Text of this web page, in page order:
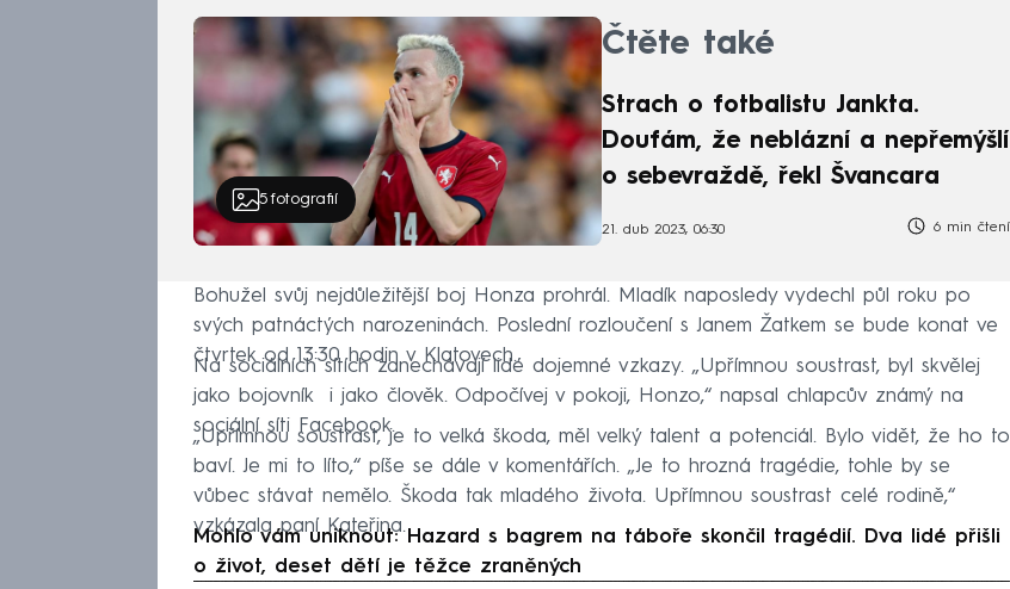
5fotografií
Čtěte také
Strach o fotbalistu Jankta.
Doufám, že neblázní a nepřemýšlí
o sebevraždě, řekl Švancara
21. dub 2023, 06:30 6 min čtení
Bohužel svůj nejdůležitější boj Honza prohrál. Mladík naposledy vydechl půl roku po
svých patnáctých narozeninách. Poslední rozloučení s Janem Žatkem se bude konat ve
čtvrtek od 13:30 hodin v Klatovech.
Na sociálních sítích zanechávají lidé dojemné vzkazy. „Upřímnou soustrast, byl skvělej
jako bojovník i jako člověk. Odpočívej v pokoji, Honzo,“ napsal chlapcův známý na
sociální síti Facebook.
„Upřímnou soustrast, je to velká škoda, měl velký talent a potenciál. Bylo vidět, že ho to
baví. Je mi to líto,“ píše se dále v komentářích. „Je to hrozná tragédie, tohle by se
vůbec stávat nemělo. Škoda tak mladého života. Upřímnou soustrast celé rodině,“
vzkázala paní Kateřina.
Mohlo vám uniknout: Hazard s bagrem na táboře skončil tragédií. Dva lidé přišli
o život, deset dětí je těžce zraněných